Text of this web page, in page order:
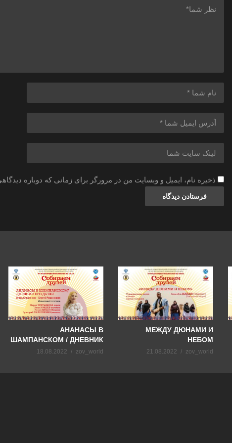
ذخیره نام، ایمیل و وبسایت من در مرورگر برای زمانی که دوباره
МЕЖДУ ДЮНАМИ И
НЕБОМ
zov_world
21.08.2022
АНАНАСЫ В
ШАМПАНСКОМ / ДНЕВНИК
ЕГО ДУШИ
zov_world
18.08.2022